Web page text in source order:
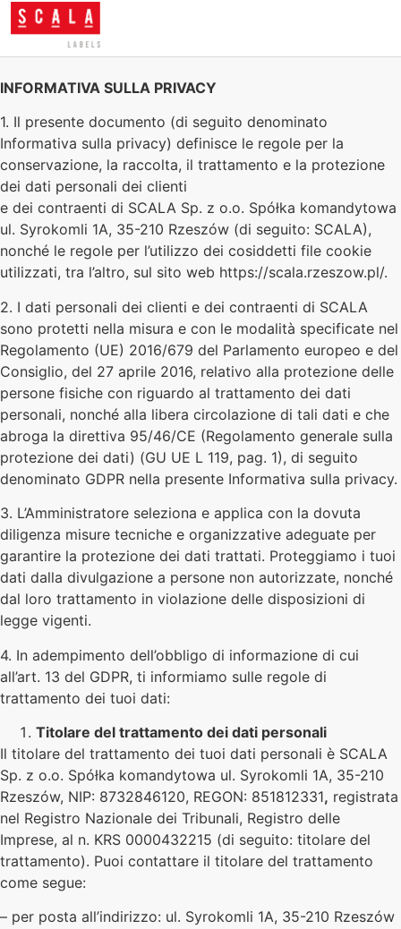
INFORMATIVA SULLA PRIVACY
1. Il presente documento (di seguito denominato
Informativa sulla privacy) definisce le regole per la
conservazione, la raccolta, il trattamento e la protezione
dei dati personali dei clienti
e dei contraenti di SCALA Sp. z o.o. Spółka komandytowa
ul. Syrokomli 1A, 35-210 Rzeszów (di seguito: SCALA),
nonché le regole per l’utilizzo dei cosiddetti file cookie
utilizzati, tra l’altro, sul sito web https://scala.rzeszow.pl/.
2. I dati personali dei clienti e dei contraenti di SCALA
sono protetti nella misura e con le modalità specificate nel
Regolamento (UE) 2016/679 del Parlamento europeo e del
Consiglio, del 27 aprile 2016, relativo alla protezione delle
persone fisiche con riguardo al trattamento dei dati
personali, nonché alla libera circolazione di tali dati e che
abroga la direttiva 95/46/CE (Regolamento generale sulla
protezione dei dati) (GU UE L 119, pag. 1), di seguito
denominato GDPR nella presente Informativa sulla privacy.
3. L’Amministratore seleziona e applica con la dovuta
diligenza misure tecniche e organizzative adeguate per
garantire la protezione dei dati trattati. Proteggiamo i tuoi
dati dalla divulgazione a persone non autorizzate, nonché
dal loro trattamento in violazione delle disposizioni di
legge vigenti.
4. In adempimento dell’obbligo di informazione di cui
all’art. 13 del GDPR, ti informiamo sulle regole di
trattamento dei tuoi dati:
Titolare del trattamento dei dati personali
Il titolare del trattamento dei tuoi dati personali è SCALA
Sp. z o.o. Spółka komandytowa ul. Syrokomli 1A, 35-210
Rzeszów, NIP: 8732846120, REGON: 851812331, registrata
nel Registro Nazionale dei Tribunali, Registro delle
Imprese, al n. KRS 0000432215 (di seguito: titolare del
trattamento). Puoi contattare il titolare del trattamento
come segue:
– per posta all’indirizzo: ul. Syrokomli 1A, 35-210 Rzeszów